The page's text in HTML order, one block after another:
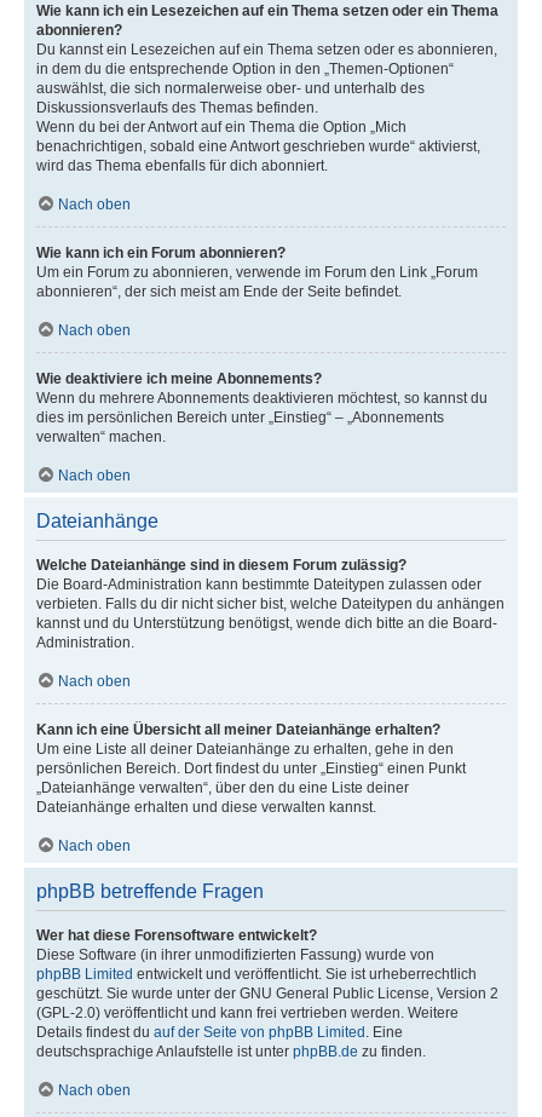
Wie kann ich ein Lesezeichen auf ein Thema setzen oder ein Thema
abonnieren?
Du kannst ein Lesezeichen auf ein Thema setzen oder es abonnieren,
in dem du die entsprechende Option in den „Themen-Optionen“
auswählst, die sich normalerweise ober- und unterhalb des
Diskussionsverlaufs des Themas befinden.
Wenn du bei der Antwort auf ein Thema die Option „Mich
benachrichtigen, sobald eine Antwort geschrieben wurde“ aktivierst,
wird das Thema ebenfalls für dich abonniert.
Nach oben
Wie kann ich ein Forum abonnieren?
Um ein Forum zu abonnieren, verwende im Forum den Link „Forum
abonnieren“, der sich meist am Ende der Seite befindet.
Nach oben
Wie deaktiviere ich meine Abonnements?
Wenn du mehrere Abonnements deaktivieren möchtest, so kannst du
dies im persönlichen Bereich unter „Einstieg“ – „Abonnements
verwalten“ machen.
Nach oben
Dateianhänge
Welche Dateianhänge sind in diesem Forum zulässig?
Die Board-Administration kann bestimmte Dateitypen zulassen oder
verbieten. Falls du dir nicht sicher bist, welche Dateitypen du anhängen
kannst und du Unterstützung benötigst, wende dich bitte an die Board-
Administration.
Nach oben
Kann ich eine Übersicht all meiner Dateianhänge erhalten?
Um eine Liste all deiner Dateianhänge zu erhalten, gehe in den
persönlichen Bereich. Dort findest du unter „Einstieg“ einen Punkt
„Dateianhänge verwalten“, über den du eine Liste deiner
Dateianhänge erhalten und diese verwalten kannst.
Nach oben
phpBB betreffende Fragen
Wer hat diese Forensoftware entwickelt?
Diese Software (in ihrer unmodifizierten Fassung) wurde von
phpBB Limited entwickelt und veröffentlicht. Sie ist urheberrechtlich
geschützt. Sie wurde unter der GNU General Public License, Version 2
(GPL-2.0) veröffentlicht und kann frei vertrieben werden. Weitere
Details findest du auf der Seite von phpBB Limited . Eine
deutschsprachige Anlaufstelle ist unter phpBB.de zu finden.
Nach oben